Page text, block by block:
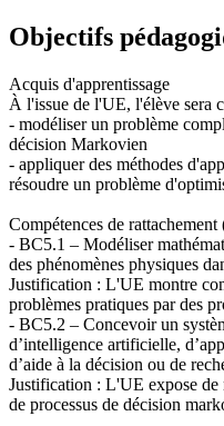
Objectifs
Acquis d'apprentissage
À l'issue de l'UE, l'élève sera
- modéliser un problème
décision Markovien
- appliquer des méthodes
résoudre un problème
Compétences de
- BC5.1 – Modéliser
des phénomènes physiques
Justification : L'UE montre
problèmes pratiques par des
- BC5.2 – Concevoir un
d’intelligence artificielle,
d’aide à la décision ou de
Justification : L'UE expose de
de processus de décision